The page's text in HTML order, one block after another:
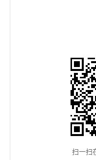
扫一扫